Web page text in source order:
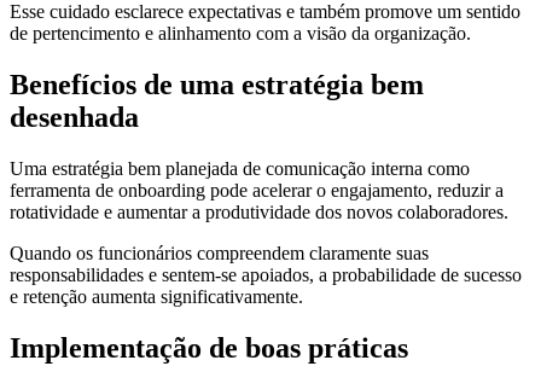
Esse cuidado esclarece expectativas e também promove um sentido
de pertencimento e alinhamento com a visão da organização.
Benefícios de uma estratégia bem
desenhada
Uma estratégia bem planejada de comunicação interna como
ferramenta de onboarding pode acelerar o engajamento, reduzir a
rotatividade e aumentar a produtividade dos novos colaboradores.
Quando os funcionários compreendem claramente suas
responsabilidades e sentem-se apoiados, a probabilidade de sucesso
e retenção aumenta significativamente.
Implementação de boas práticas